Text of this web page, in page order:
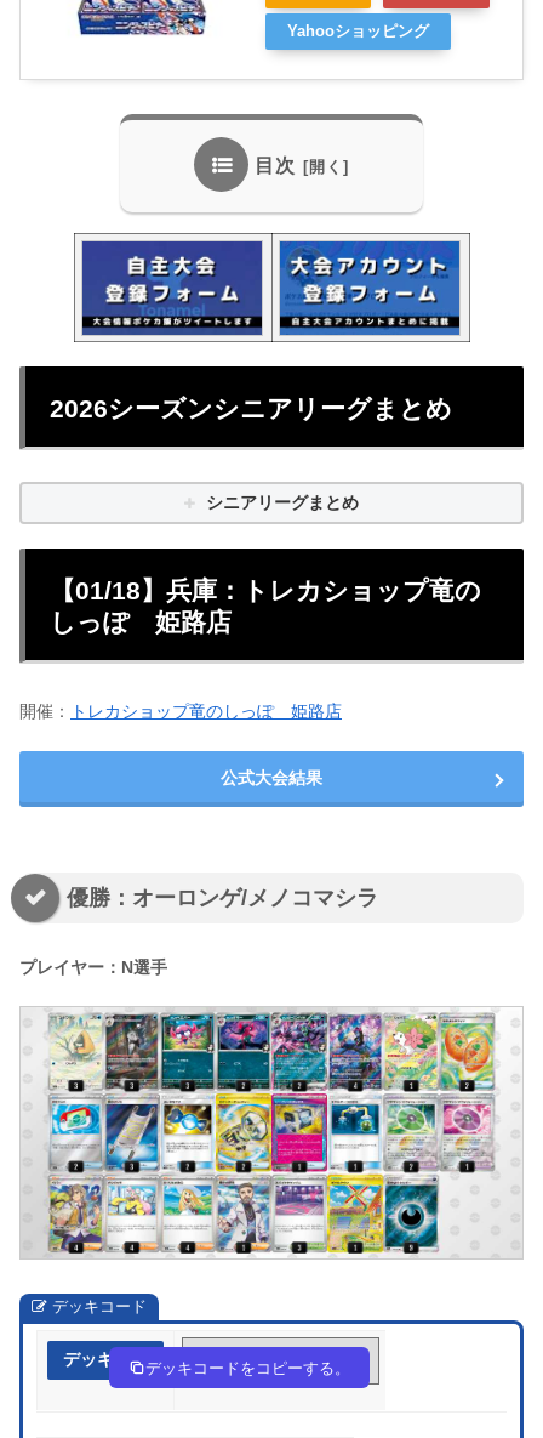
Yahooショッピング
目次
2026シーズンシニアリーグまとめ
シニアリーグまとめ
【01/18】兵庫：トレカショップ竜の
しっぽ 姫路店
開催： トレカショップ竜のしっぽ 姫路店
公式大会結果
優勝：オーロンゲ/メノコマシラ
プレイヤー：N選手
デッキコード
デッキ作成 VvkbFF-wtiLKk-FdVkfF
デッキコードをコピーする。